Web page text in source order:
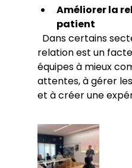
Améliorer la
patient
relation est un
équipes à mieux
attentes, à gérer
et à créer une